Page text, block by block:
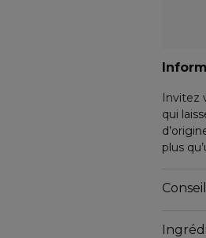
Invitez
qui
plus